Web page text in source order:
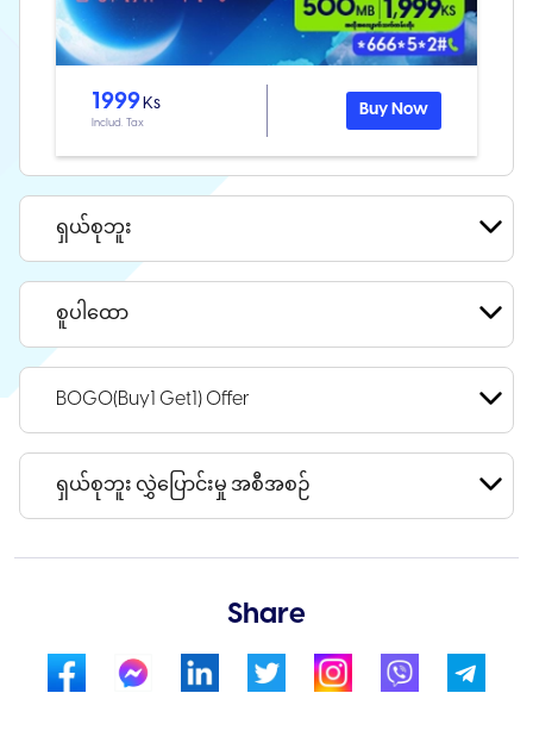
1999Ks
Includ. Tax
Buy Now
ရှယ်စုဘူး
စူပါထော
BOGO(Buy1 Get1) Offer
ရှယ်စုဘူး လွှဲပြောင်းမှု အစီအစဉ်
Share